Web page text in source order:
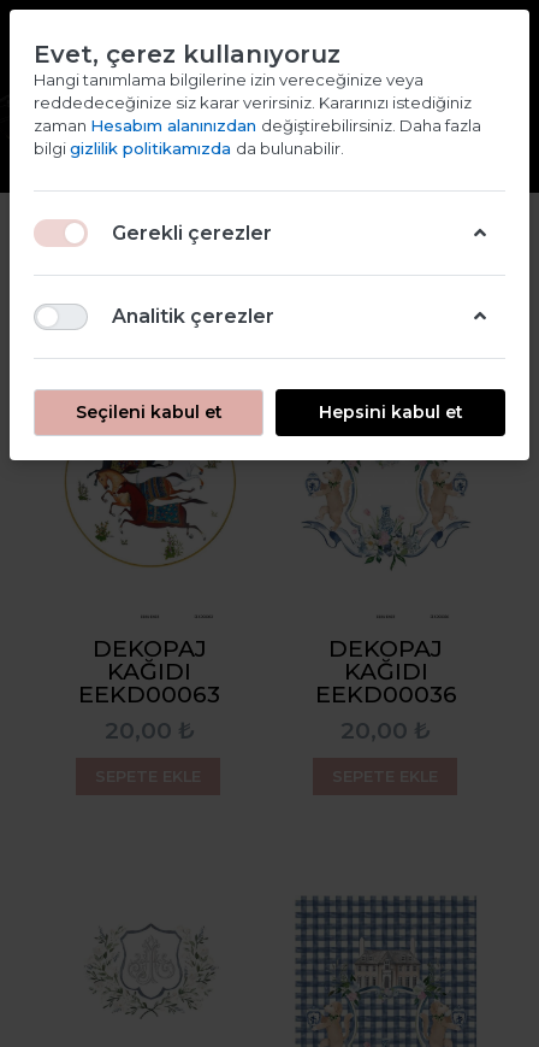
Giriş yap Kaydol
DEKOPAJ
KAĞIDI
EEKD00063
20,00 ₺
DEKOPAJ
KAĞIDI
EEKD00036
20,00 ₺
Evet, çerez kullanıyoruz
Hangi tanımlama bilgilerine izin vereceğinize veya
reddedeceğinize siz karar verirsiniz. Kararınızı istediğiniz
zaman Hesabım alanınızdan değiştirebilirsiniz. Daha fazla
bilgigizlilik politikamızda da bulunabilir.
Gerekli çerezler
Analitik çerezler
Seçileni kabul et Hepsini kabul et